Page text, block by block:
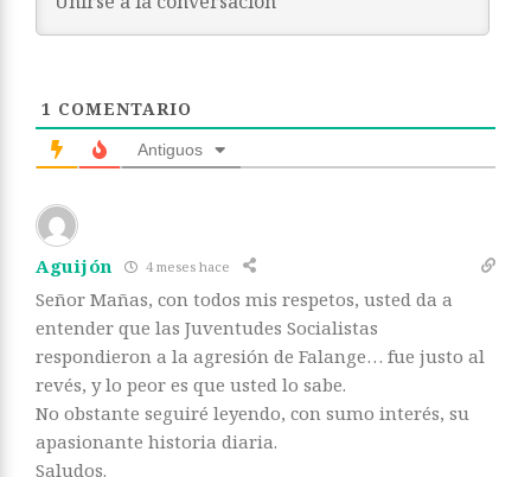
1 COMENTARIO
Antiguos
Aguijón 4 meses hace
Señor Mañas, con todos mis respetos, usted da a
entender que las Juventudes Socialistas
respondieron a la agresión de Falange… fue justo al
revés, y lo peor es que usted lo sabe.
No obstante seguiré leyendo, con sumo interés, su
apasionante historia diaria.
Saludos.